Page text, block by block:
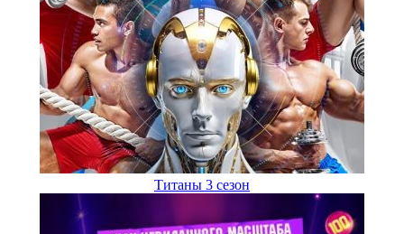
Титаны 3 сезон